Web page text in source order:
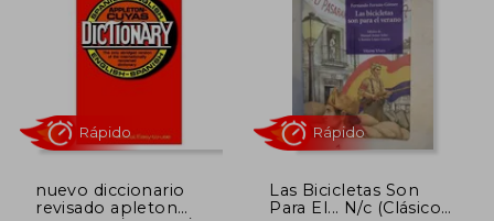
10%
dcto. $ 25.200
10%
dcto. $
nuevo diccionario
revisado apleton
Las Bicicletas Son
Para El... N/c (Clásicos